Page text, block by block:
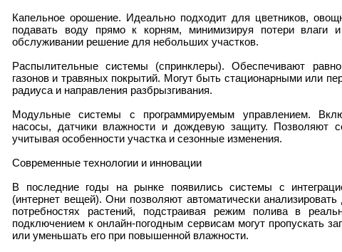
Капельное орошение. Идеально подходит для цветников,
подавать воду прямо к корням, минимизируя потери влаги
обслуживании решение для небольших участков.
Распылительные системы (спринклеры). Обеспечивают
газонов и травяных покрытий. Могут быть стационарными или
радиуса и направления разбрызгивания.
Модульные системы с программируемым управлением.
насосы, датчики влажности и дождевую защиту. Позволяют
учитывая особенности участка и сезонные изменения.
Современные технологии и инновации
В последние годы на рынке появились системы с
(интернет вещей). Они позволяют автоматически
потребностях растений, подстраивая режим полива в
подключением к онлайн-погодным сервисам могут пропускать
или уменьшать его при повышенной влажности.